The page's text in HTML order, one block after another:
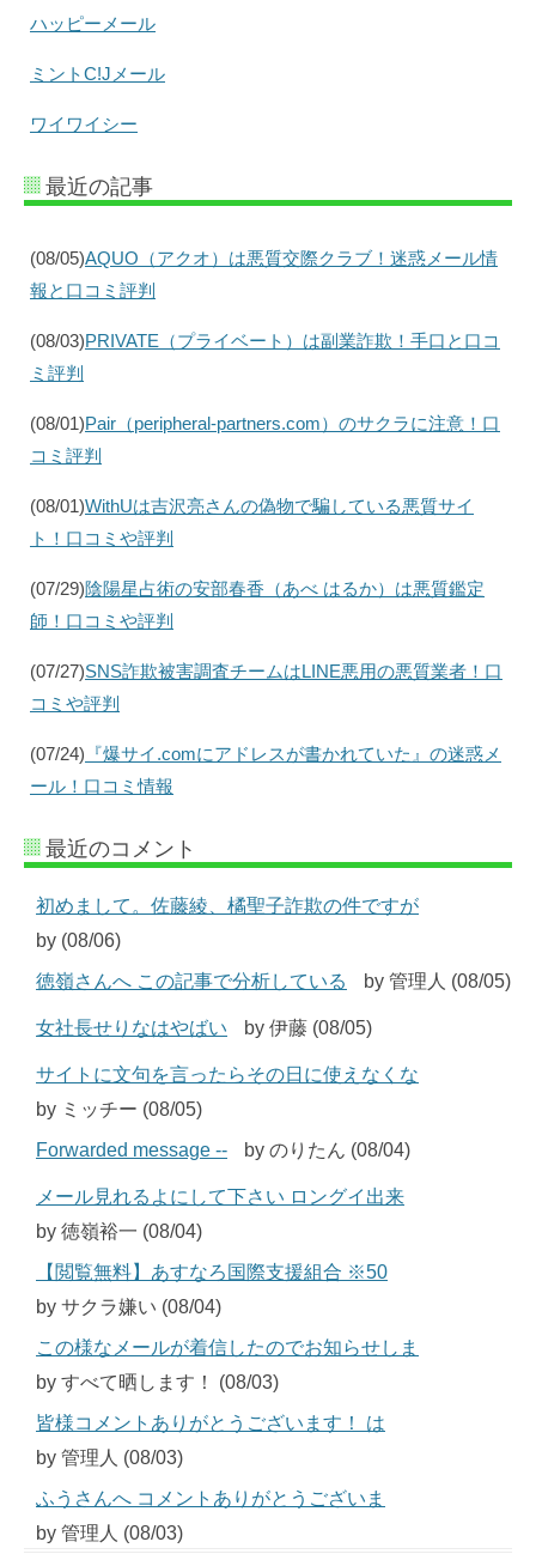
ハッピーメール
ミントC!Jメール
ワイワイシー
最近の記事
(08/05)AQUO（アクオ）は悪質交際クラブ！迷惑メール情
報と口コミ評判
(08/03)PRIVATE（プライベート）は副業詐欺！手口と口コ
ミ評判
(08/01)Pair（peripheral-partners.com）のサクラに注意！口
コミ評判
(08/01)WithUは吉沢亮さんの偽物で騙している悪質サイ
ト！口コミや評判
(07/29)陰陽星占術の安部春香（あべ はるか）は悪質鑑定
師！口コミや評判
(07/27)SNS詐欺被害調査チームはLINE悪用の悪質業者！口
コミや評判
(07/24) 『爆サイ.comにアドレスが書かれていた』の迷惑メ
ール！口コミ情報
最近のコメント
初めまして。佐藤綾、橘聖子詐欺の件ですが
by (08/06)
徳嶺さんへ この記事で分析している
by 管理人 (08/05)
女社長せりなはやばい by 伊藤 (08/05)
サイトに文句を言ったらその日に使えなくな
by ミッチー (08/05)
Forwarded message --
by のりたん (08/04)
メール見れるよにして下さい ロングイ出来
by 徳嶺裕一 (08/04)
【閲覧無料】あすなろ国際支援組合 ※50
by サクラ嫌い (08/04)
この様なメールが着信したのでお知らせしま
by すべて晒します！ (08/03)
皆様コメントありがとうございます！ は
by 管理人 (08/03)
ふうさんへ コメントありがとうございま
by 管理人 (08/03)